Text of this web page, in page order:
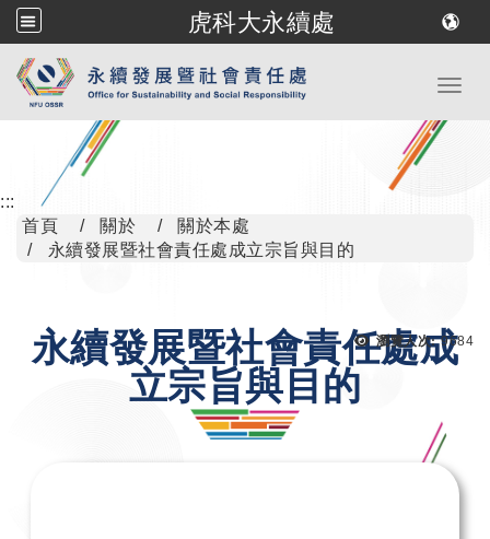
虎科大永續處
跳到主要內容
:::
首頁
關於
關於本處
永續發展暨社會責任處成立宗旨與目的
瀏覽人次:瀏覽
9684
永續發展暨社會責任處成
立宗旨與目的